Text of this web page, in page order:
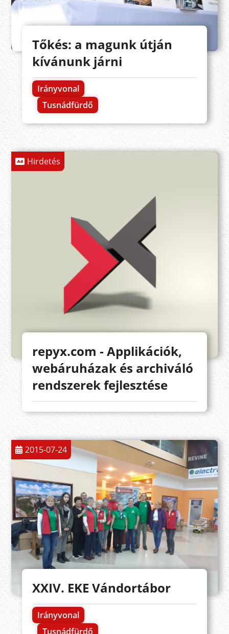
Tőkés: a magunk útján
kívánunk járni
Irányvonal
Tusnádfürdő
Hirdetés
repyx.com - Applikációk,
webáruházak és archiváló
rendszerek fejlesztése
2015-07-24
XXIV. EKE Vándortábor
Irányvonal
Tusnádfürdő